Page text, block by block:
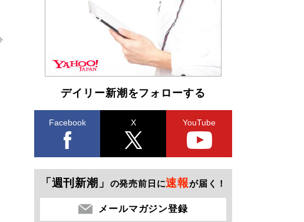
デイリー新潮をフォローする
Facebook X YouTube
「週刊新潮」 の発売前日に速報が届く！
メールマガジン登録